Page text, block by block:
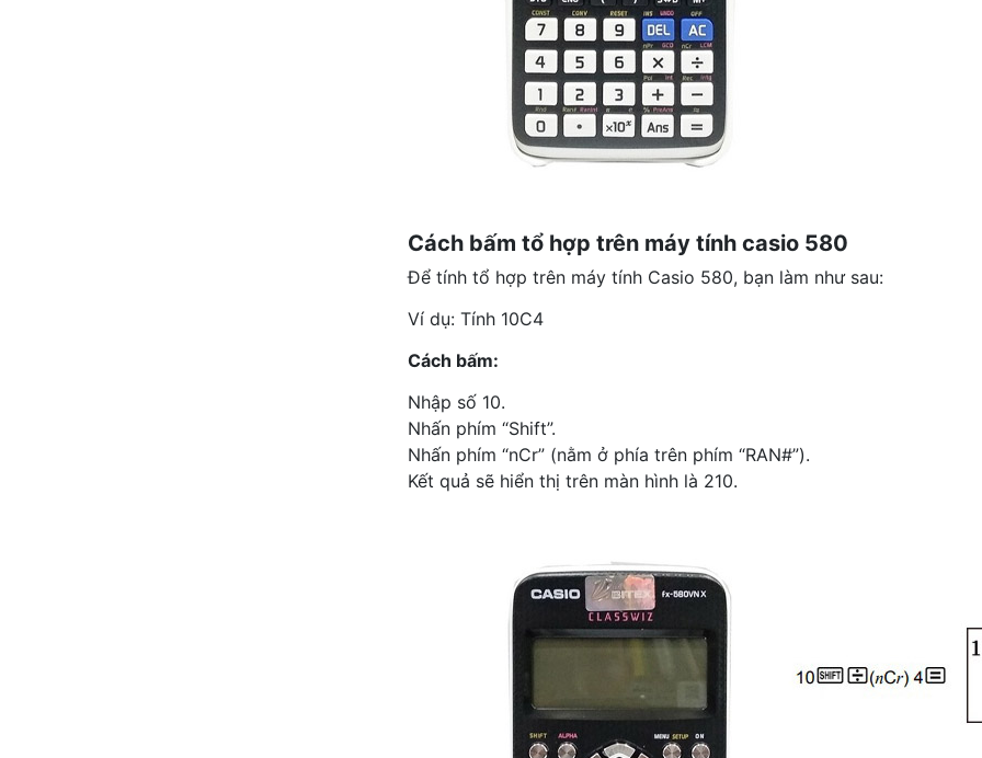
Cách bấm tổ hợp trên máy tính casio 580
Để tính tổ hợp trên máy tính Casio 580, bạn làm như sau:
Ví dụ: Tính 10C4
Cách bấm:
Nhập số 10.
Nhấn phím “Shift”.
Nhấn phím “nCr” (nằm ở phía trên phím “RAN#”).
Kết quả sẽ hiển thị trên màn hình là 210.